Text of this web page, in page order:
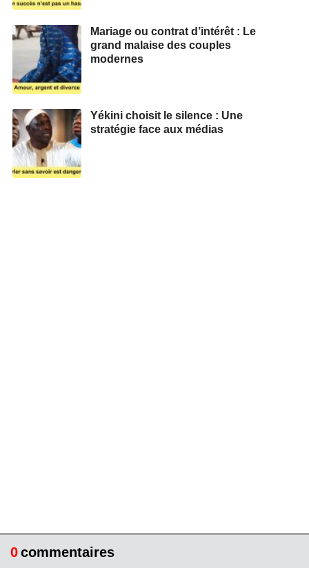
Mariage ou contrat d’intérêt : Le
grand malaise des couples
modernes
Yékini choisit le silence : Une
stratégie face aux médias
0commentaires